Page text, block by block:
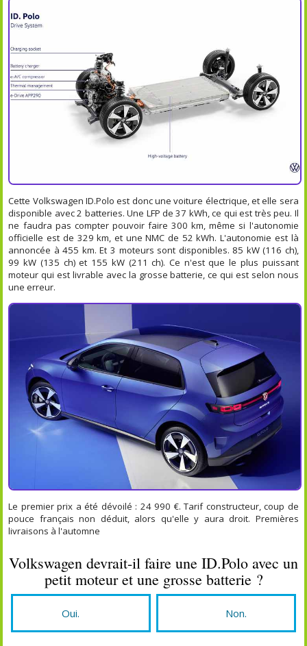
Cette Volkswagen ID.Polo est donc une voiture électrique, et elle sera
disponible avec 2 batteries. Une LFP de 37 kWh, ce qui est très peu. Il
ne faudra pas compter pouvoir faire 300 km, même si l'autonomie
officielle est de 329 km, et une NMC de 52 kWh. L'autonomie est là
annoncée à 455 km. Et 3 moteurs sont disponibles. 85 kW (116 ch),
99 kW (135 ch) et 155 kW (211 ch). Ce n'est que le plus puissant
moteur qui est livrable avec la grosse batterie, ce qui est selon nous
une erreur.
Le premier prix a été dévoilé : 24 990 €. Tarif constructeur, coup de
pouce français non déduit, alors qu'elle y aura droit. Premières
livraisons à l'automne
Volkswagen devrait-il faire une ID.Polo avec un
petit moteur et une grosse batterie ?
Oui. Non.